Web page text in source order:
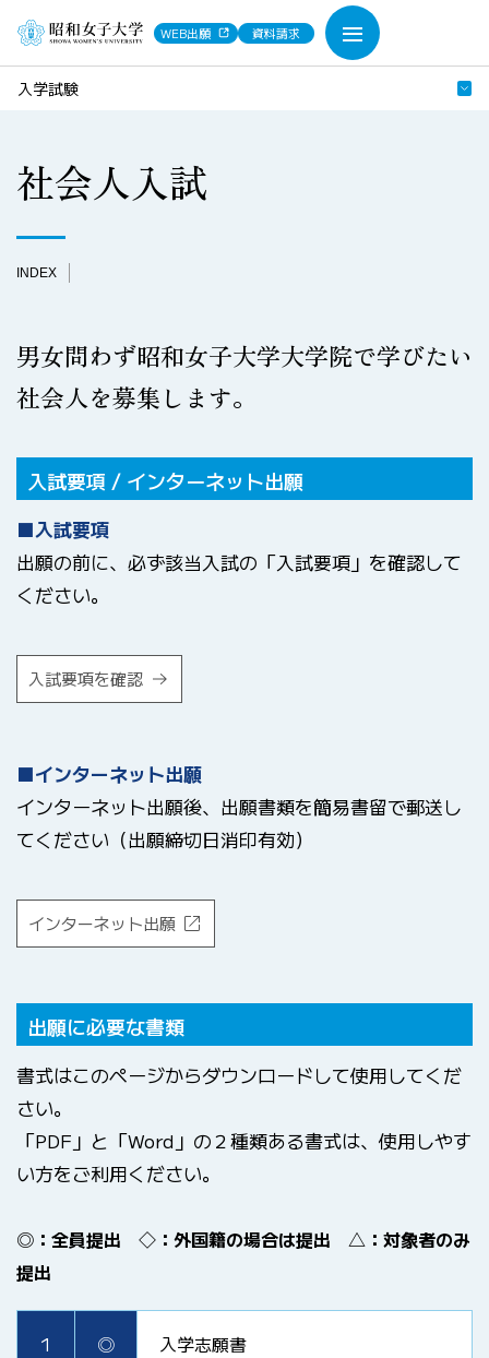
WEB出願 資料請求
入学試験
社会人入試
INDEX
男女問わず昭和女子大学大学院で学びたい
社会人を募集します。
入試要項 / インターネット出願
■入試要項
出願の前に、必ず該当入試の「入試要項」を確認して
ください。
入試要項を確認
■インターネット出願
インターネット出願後、出願書類を簡易書留で郵送し
てください（出願締切日消印有効）
インターネット出願
出願に必要な書類
書式はこのページからダウンロードして使用してくだ
さい。
「PDF」と「Word」の２種類ある書式は、使用しやす
い方をご利用ください。
◎：全員提出 ◇：外国籍の場合は提出 △：対象者のみ
提出
1 ◎ 入学志願書